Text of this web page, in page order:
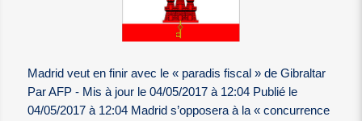
Madrid veut en finir avec le « paradis fiscal » de Gibraltar
Par AFP - Mis à jour le 04/05/2017 à 12:04 Publié le
04/05/2017 à 12:04 Madrid s’opposera à la « concurrence